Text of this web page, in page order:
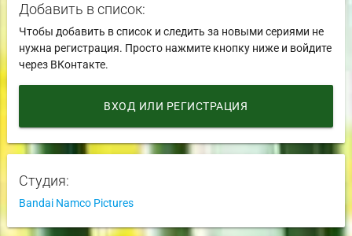
Добавить в список:
Чтобы добавить в список и следить за новыми сериями не
нужна регистрация. Просто нажмите кнопку ниже и войдите
через ВКонтакте.
ВХОД ИЛИ РЕГИСТРАЦИЯ
Студия:
Bandai Namco Pictures